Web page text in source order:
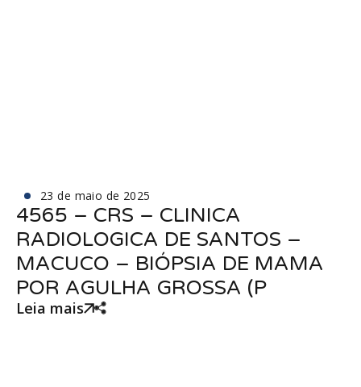
23 de maio de 2025
4565 – CRS – CLINICA
RADIOLOGICA DE SANTOS –
MACUCO – BIÓPSIA DE MAMA
POR AGULHA GROSSA (P
Leia mais